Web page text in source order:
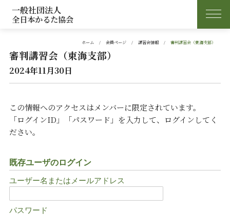
一般社団法人
全日本かるた協会
ホーム 会員ページ 講習会情報 審判講習会（東海支部）
審判講習会（東海支部）
2024年11月30日
この情報へのアクセスはメンバーに限定されています。
「ログインID」「パスワード」を入力して、ログインしてく
ださい。
既存ユーザのログイン
ユーザー名またはメールアドレス
パスワード